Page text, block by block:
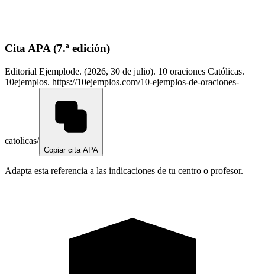
Cita APA(7.ª edición)
Editorial Ejemplode. (2026, 30 de julio). 10 oraciones Católicas.
10ejemplos. https://10ejemplos.com/10-ejemplos-de-oraciones-
catolicas/
Copiar cita APA
Adapta esta referencia a las indicaciones de tu centro o profesor.